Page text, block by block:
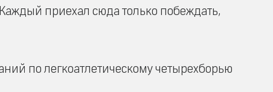
приехал сюда только побеждать,
по легкоатлетическому четырехборью